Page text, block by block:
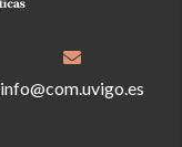
info@com.uvigo.es